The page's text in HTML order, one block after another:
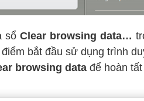
sổClear browsing data…
bắt đầu sử dụng trình
browsing data để hoàn